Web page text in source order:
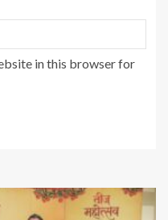
in this browser for